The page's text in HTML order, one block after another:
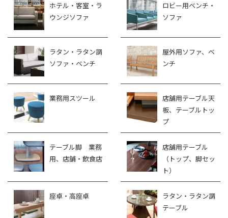
ホテル・客室・ラ
ウンジソファ
ロビー用ベンチ・
ソファ
ラタン・ラタン調
ソファ・ベンチ
屋外用ソファ、ベ
ンチ
業務用スツール
店舗用テーブル天
板、テーブルトッ
プ
テーブル脚 業務
用、店舗・飲食店
店舗用テーブル
（トップ、脚セッ
ト）
座卓・高座卓
ラタン・ラタン調
テーブル